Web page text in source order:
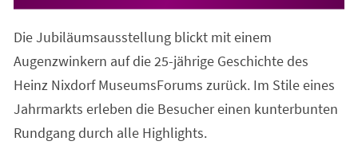
Die Jubiläumsausstellung blickt mit einem
Augenzwinkern auf die 25-jährige Geschichte des
Heinz Nixdorf MuseumsForums zurück. Im Stile eines
Jahrmarkts erleben die Besucher einen kunterbunten
Rundgang durch alle Highlights.